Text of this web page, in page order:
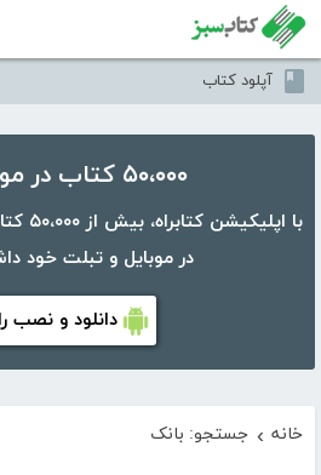
آپلود کتاب
۵۰،۰۰۰ کتاب در موبایل شما
با
در موبایل و تبلت خود
دانلود و نصب
خانه › جستجو: بانک